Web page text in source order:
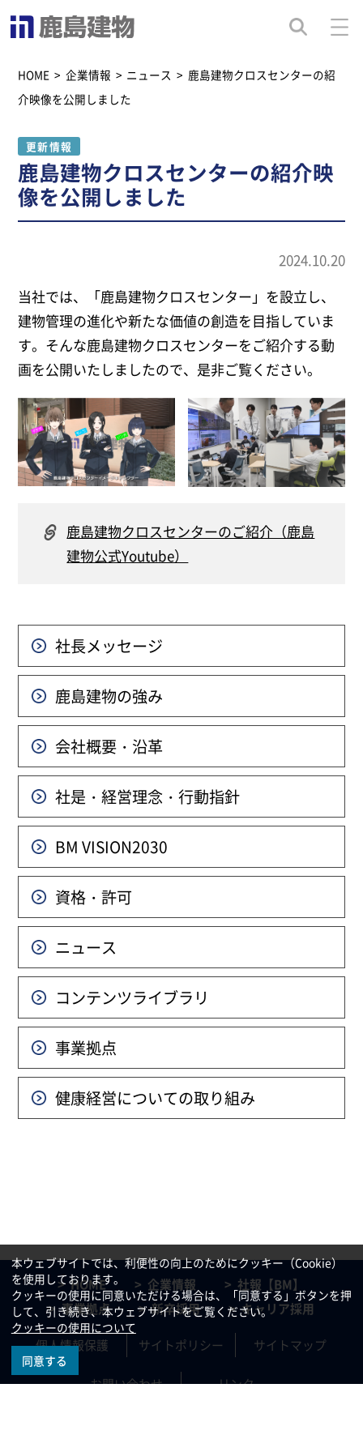
HOME > 企業情報 > ニュース > 鹿島建物クロスセンターの紹
介映像を公開しました
更新情報
鹿島建物クロスセンターの紹介映
像を公開しました
2024.10.20
当社では、「鹿島建物クロスセンター」を設立し、
建物管理の進化や新たな価値の創造を目指していま
す。そんな鹿島建物クロスセンターをご紹介する動
画を公開いたしましたので、是非ご覧ください。
鹿島建物クロスセンターのご紹介（鹿島
建物公式Youtube）
社長メッセージ
鹿島建物の強み
会社概要・沿革
社是・経営理念・行動指針
BM VISION2030
資格・許可
ニュース
コンテンツライブラリ
事業拠点
健康経営についての取り組み
HOME 企業情報
社報【BM】
事業拠点
新卒採用 キャリア採用
個人情報保護 サイトポリシー サイトマップ
お問い合わせ リンク
本ウェブサイトでは、利便性の向上のためにクッキー（Cookie）
を使用しております。
クッキーの使用に同意いただける場合は、「同意する」ボタンを押
して、引き続き、本ウェブサイトをご覧ください。
クッキーの使用について
同意する